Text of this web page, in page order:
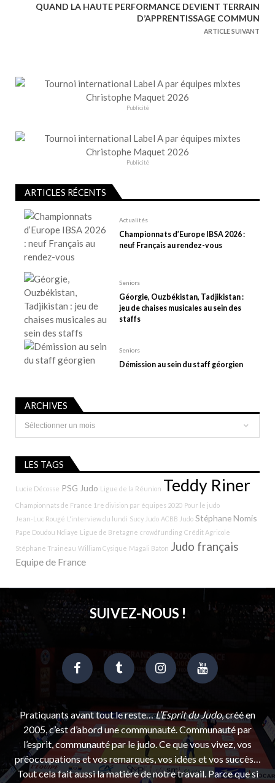
i
d
e
QUAND LA HAUTE PERFORMANCE DEVIENT TERRAIN
D’APPRENTISSAGE COMMUN
ARTICLE SUIVANT
Publicité
Publicité
ARTICLES RÉCENTS
Actualités
Championnats d’Europe IBSA 2026 :
neuf Français au rendez-vous
Seniors
Géorgie, Ouzbékistan, Tadjikistan :
jeu de chaises musicales au sein des
staffs
Seniors
Démission au sein du staff géorgien
ARCHIVES
Archives
LES TAGS
Lucie Décosse PSG Judo Ligue de la Réunion Teddy Riner
Championnats de France 1re division par équipes 2020 Pour le judo
Jean-Luc Rougé L'interview du lundi Sucy Judo ACBB Judo Stéphane Nomis
Pape Doudou Ndiaye Ligue de Bretagne crowdfunding Crédit Agricole
Stéphane Traineau William Cysique Magali Baton Judo français
Equipe de France
SUIVEZ-NOUS !
Pratiquants avant tout le reste…L’Esprit du Judo, créé en
2005, c’est d’abord une communauté. Communauté par
l’esprit, communauté par le judo. Ce que vous vivez, vos
préoccupations et vos remarques, vos idées et vos succès…
Tout cela fait aussi la matière de notre travail. Parce que si